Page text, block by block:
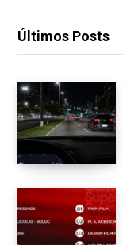
Últimos Posts